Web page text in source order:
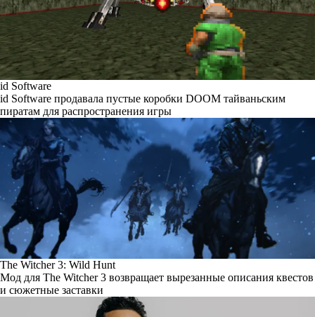
id Software
id Software продавала пустые коробки DOOM тайваньским
пиратам для распространения игры
The Witcher 3: Wild Hunt
Мод для The Witcher 3 возвращает вырезанные описания квестов
и сюжетные заставки